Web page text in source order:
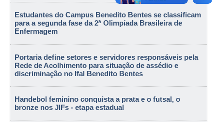
Estudantes do Campus Benedito Bentes se classificam
para a segunda fase da 2ª Olimpíada Brasileira de
Enfermagem
Portaria define setores e servidores responsáveis pela
Rede de Acolhimento para situação de assédio e
discriminação no Ifal Benedito Bentes
Handebol feminino conquista a prata e o futsal, o
bronze nos JIFs - etapa estadual